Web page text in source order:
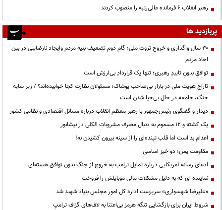
رهبر انقلاب ۶ فرمانده عالی‌رتبه را منصوب کردند
پربازدید ها
۳۰ سال واگذاری و خروج ثروت ملی؛ گام دوم تضعیف بنیه مردم وایجاد نارضایتی در بین
احاد مردم
توافقِ بدونِ تاییدِ رهبری؛ تنها یک قراردادِ بی‌ارزش است
تاراج هویت ملی در بازار بی‌صاحب پوشاک؛ مسئولان نظارت کجا خوابیده‌اند؟ / زیر سایه
جنگ، جامعه در حال بی‌حیا شدن است
دیدار و گفتگوی رئیس‌جمهور با رهبر معظم انقلاب درباره مسائل اقتصادی و نظامی کشور
یک کشته و ۱۲ مسموم به دنبال مصرف مشروبات الکلی در نیشابور
اعدام بد است اما قلب تپنده‌ای را از سینه بیرون کشیدن نه!
مقاومت یمن؛ دو خیز اساسی
ادعای رسانه آمریکایی درباره تمایل ترامپ به خروج از جنگ بدون توافق هسته‌ای
نماینده ای که به دلیل مشکلات مالی موبایلش را فروخت
«علیرضا شهسواری» سرپرست اداره کل امور مجلس بنیاد شهید شد
شروط ایران برای بازگشایی تنگه هرمز بی‌اعتنا به لاف‌های گزاف ترامپ